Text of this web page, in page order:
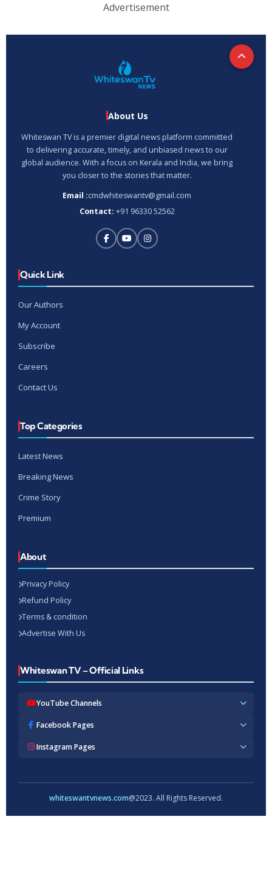
Advertisement
About Us
Whiteswan TV is a premier digital news platform committed
to delivering accurate, timely, and unbiased news to our
global audience. With a focus on Kerala and India, we bring
you closer to the stories that matter.
Email :cmdwhiteswantv@gmail.com
Contact: +91 96330 52562
Quick Link
Our Authors
My Account
Subscribe
Careers
Contact Us
Top Categories
Latest News
Breaking News
Crime Story
Premium
About
Privacy Policy
Refund Policy
Terms & condition
Advertise With Us
Whiteswan TV – Official Links
YouTube Channels
Whiteswan TV News
Whiteswan Kerala
Facebook Pages
Whiteswan TV News
Whiteswan TV Malayalam
Instagram Pages
Whiteswan Entertainments
whiteswantvnews.com@2023. All Rights Reserved.